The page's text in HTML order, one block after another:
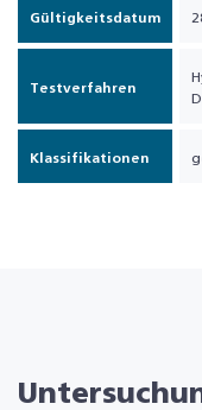
Gültigkeitsdatum
Testverfahren
Klassifikationen